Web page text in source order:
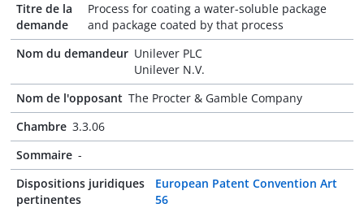
Titre de la
demande
Process for coating a water-soluble package
and package coated by that process
Nom du demandeur Unilever PLC
Unilever N.V.
Nom de l'opposant The Procter & Gamble Company
Chambre 3.3.06
Sommaire -
Dispositions juridiques
pertinentes
European Patent Convention Art
56